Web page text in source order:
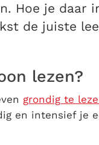
Hoe je daar
de juiste
lezen?
grondig te
en intensief je